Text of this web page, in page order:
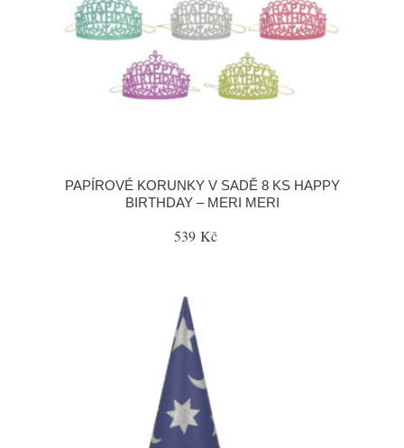
PAPÍROVÉ KORUNKY V SADĚ 8 KS HAPPY
BIRTHDAY – MERI MERI
539 Kč